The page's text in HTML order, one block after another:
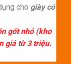
cho giày có
gót nhỏ (kho
giá từ 3 triệu.